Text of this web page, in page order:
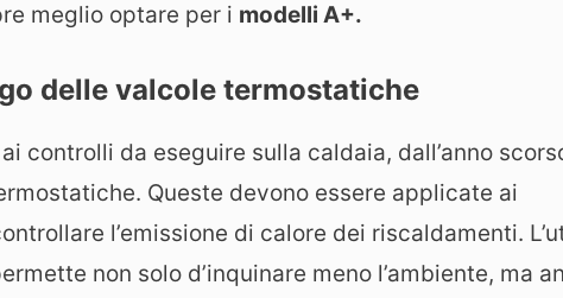
meglio optare per i modelli A+.
delle valcole termostatiche
controlli da eseguire sulla caldaia, dall’anno
Queste devono essere applicate ai
l’emissione di calore dei riscaldamenti.
non solo d’inquinare meno l’ambiente, ma